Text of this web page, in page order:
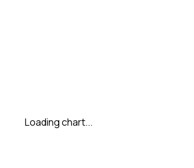
Loading chart...